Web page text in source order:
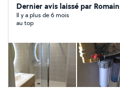
Dernier avis laissé par
Il y a plus de 6 mois
au top